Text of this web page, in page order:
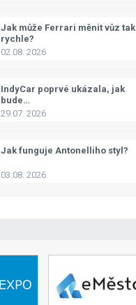
Jak může Ferrari měnit vůz tak
rychle?
02.08. 2026
IndyCar poprvé ukázala, jak
bude…
29.07. 2026
Jak funguje Antonelliho styl?
03.08. 2026